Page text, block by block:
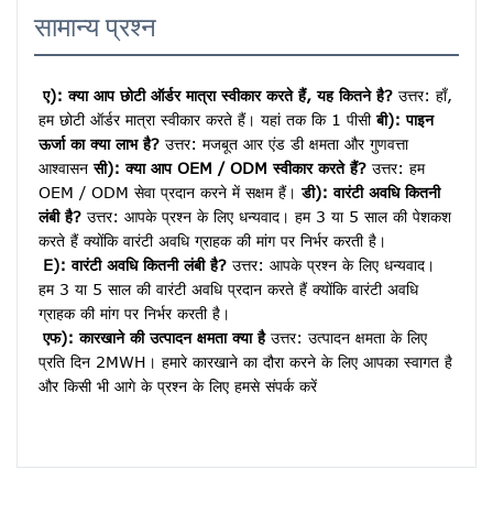
सामान्य प्रश्न
ए): क्या आप छोटी ऑर्डर मात्रा स्वीकार करते हैं, यह कितने है? उत्तर: हाँ,
हम छोटी ऑर्डर मात्रा स्वीकार करते हैं। यहां तक ​​कि 1 पीसी बी): पाइन
ऊर्जा का क्या लाभ है? उत्तर: मजबूत आर एंड डी क्षमता और गुणवत्ता
आश्वासन सी): क्या आप OEM / ODM स्वीकार करते हैं? उत्तर: हम
OEM / ODM सेवा प्रदान करने में सक्षम हैं। डी): वारंटी अवधि कितनी
लंबी है? उत्तर: आपके प्रश्न के लिए धन्यवाद। हम 3 या 5 साल की पेशकश
करते हैं क्योंकि वारंटी अवधि ग्राहक की मांग पर निर्भर करती है।
E): वारंटी अवधि कितनी लंबी है? उत्तर: आपके प्रश्न के लिए धन्यवाद।
हम 3 या 5 साल की वारंटी अवधि प्रदान करते हैं क्योंकि वारंटी अवधि
ग्राहक की मांग पर निर्भर करती है।
एफ): कारखाने की उत्पादन क्षमता क्या है उत्तर: उत्पादन क्षमता के लिए
प्रति दिन 2MWH। हमारे कारखाने का दौरा करने के लिए आपका स्वागत है
और किसी भी आगे के प्रश्न के लिए हमसे संपर्क करें